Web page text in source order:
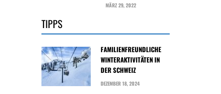
MÄRZ 29, 2022
TIPPS
FAMILIENFREUNDLICHE
WINTERAKTIVITÄTEN IN
DER SCHWEIZ
DEZEMBER 18, 2024